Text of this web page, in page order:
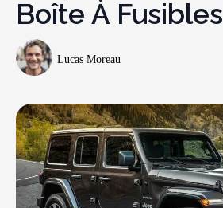
Boîte À Fusibles
Lucas Moreau